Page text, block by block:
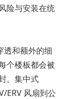
险与安装在统
透和额外的细
个楼板都会被
。集中式
ERV 风扇到公